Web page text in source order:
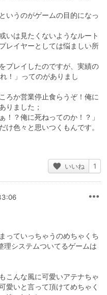
いうのがゲームの目的になっ
いは見たくないようなルート
レイヤーとしては悩ましい所
プレイしたのですが、実績の
！」ってのがありまし
ろか営業停止食らうぞ！俺に
りました；
！？俺に死ねってのか！？」
け色々と思いつくもんです。
いいね 1
っていっちゃうのめちゃくち
システムついてるゲームは
こんな風に可愛いアテナちゃ
愛いと言って頂けてめちゃく